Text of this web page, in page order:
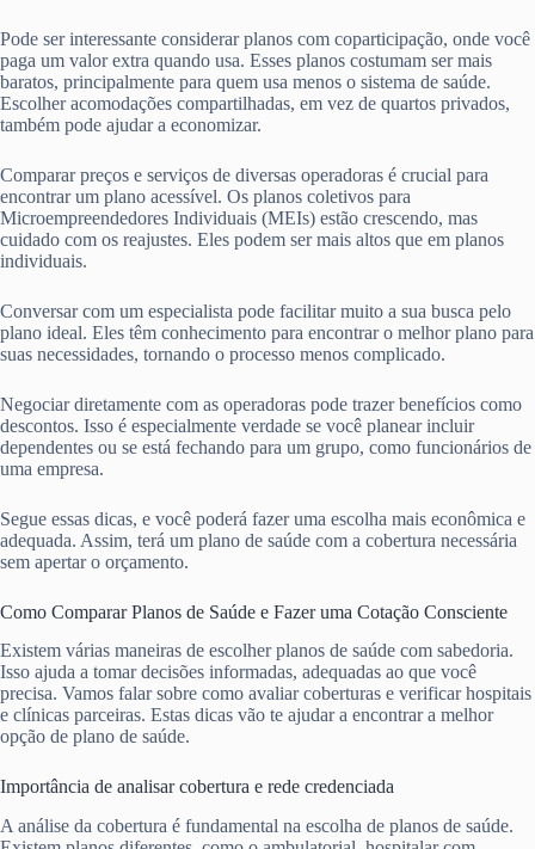
Pode ser interessante considerar planos com coparticipação, onde você
paga um valor extra quando usa. Esses planos costumam ser mais
baratos, principalmente para quem usa menos o sistema de saúde.
Escolher acomodações compartilhadas, em vez de quartos privados,
também pode ajudar a economizar.
Comparar preços e serviços de diversas operadoras é crucial para
encontrar um plano acessível. Os planos coletivos para
Microempreendedores Individuais (MEIs) estão crescendo, mas
cuidado com os reajustes. Eles podem ser mais altos que em planos
individuais.
Conversar com um especialista pode facilitar muito a sua busca pelo
plano ideal. Eles têm conhecimento para encontrar o melhor plano para
suas necessidades, tornando o processo menos complicado.
Negociar diretamente com as operadoras pode trazer benefícios como
descontos. Isso é especialmente verdade se você planear incluir
dependentes ou se está fechando para um grupo, como funcionários de
uma empresa.
Segue essas dicas, e você poderá fazer uma escolha mais econômica e
adequada. Assim, terá um plano de saúde com a cobertura necessária
sem apertar o orçamento.
Como Comparar Planos de Saúde e Fazer uma Cotação Consciente
Existem várias maneiras de escolher planos de saúde com sabedoria.
Isso ajuda a tomar decisões informadas, adequadas ao que você
precisa. Vamos falar sobre como avaliar coberturas e verificar hospitais
e clínicas parceiras. Estas dicas vão te ajudar a encontrar a melhor
opção de plano de saúde.
Importância de analisar cobertura e rede credenciada
A análise da cobertura é fundamental na escolha de planos de saúde.